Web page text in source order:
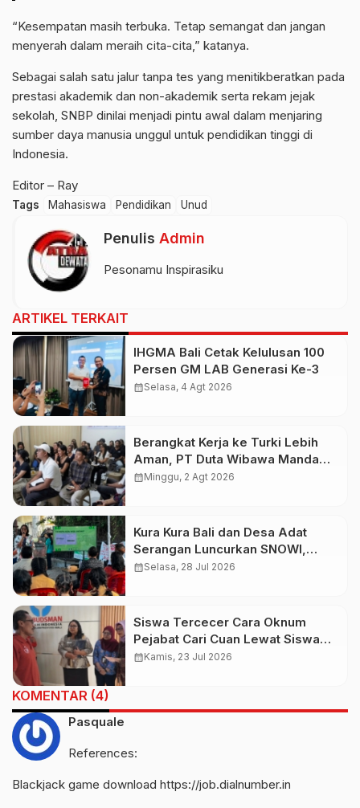
“Kesempatan masih terbuka. Tetap semangat dan jangan
menyerah dalam meraih cita-cita,” katanya.
Sebagai salah satu jalur tanpa tes yang menitikberatkan pada
prestasi akademik dan non-akademik serta rekam jejak
sekolah, SNBP dinilai menjadi pintu awal dalam menjaring
sumber daya manusia unggul untuk pendidikan tinggi di
Indonesia.
Editor – Ray
Tags Mahasiswa Pendidikan Unud
Penulis Admin
Pesonamu Inspirasiku
ARTIKEL TERKAIT
IHGMA Bali Cetak Kelulusan 100
Persen GM LAB Generasi Ke-3
calendar_monthSelasa, 4 Agt 2026
Berangkat Kerja ke Turki Lebih
Aman, PT Duta Wibawa Manda
Putra Bali Didukung AYC Turki
calendar_monthMinggu, 2 Agt 2026
Kura Kura Bali dan Desa Adat
Serangan Luncurkan SNOWI,
Sampah Non-Organik Kini Bisa
calendar_monthSelasa, 28 Jul 2026
Siswa Tercecer Cara Oknum
Pejabat Cari Cuan Lewat Siswa
Jalur Titipan, Gung De Sebut
calendar_monthKamis, 23 Jul 2026
KOMENTAR (4)
Pasquale
References:
Blackjack game download https://job.dialnumber.in